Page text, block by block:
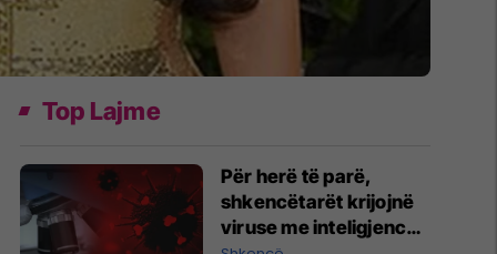
Top Lajme
Për herë të parë,
shkencëtarët krijojnë
viruse me inteligjencë